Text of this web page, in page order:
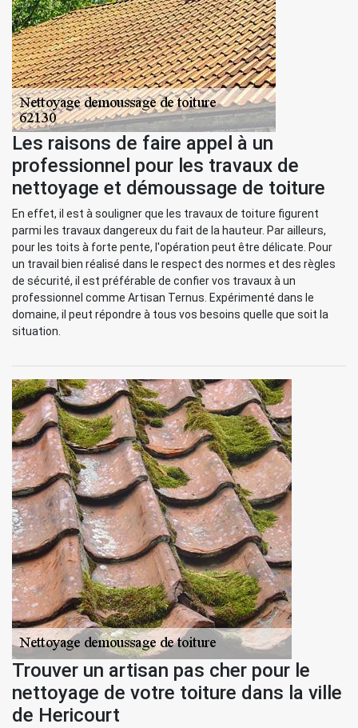
Les raisons de faire appel à un
professionnel pour les travaux de
nettoyage et démoussage de toiture
En effet, il est à souligner que les travaux de toiture figurent
parmi les travaux dangereux du fait de la hauteur. Par ailleurs,
pour les toits à forte pente, l'opération peut être délicate. Pour
un travail bien réalisé dans le respect des normes et des règles
de sécurité, il est préférable de confier vos travaux à un
professionnel comme Artisan Ternus. Expérimenté dans le
domaine, il peut répondre à tous vos besoins quelle que soit la
situation.
Trouver un artisan pas cher pour le
nettoyage de votre toiture dans la ville
de Hericourt